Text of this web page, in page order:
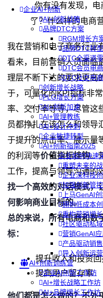
企业AI+创新
AI+创新战略
品牌DTC方案
RGM增长方
品牌DTC转型
DTC全渠道
DTC会员电商
DTC社交电商
创新增长战略
PLG增长方案
AI+创新加速
AI+管理教练
AI+设计冲刺
企业敏捷转型
AI+创新指南2025
企业如何快速
重塑未来的
企业深科技
加强创新管控
上马GenAI
拥抱低成本
重构营销增
社区驱动私
营销GenAI应
产品驱动销
导入创新运营
AI+创新训练营
企业AI创新工作坊
AI+增长战略工作坊
AI+品牌增长工作坊
你有没有发现，
了？什么样的电商
我在营销和电子商务行业
看来，目前营销人员面临
理层不断下达的要求更高
于，可量化的KPI指标非
率、交付率等等，尽管这
员都挣扎在该怎么和领导
于提升的点击率、展示量
的利润等价值指标挂钩。
工作，提高与领导沟通的
找一个高效的对话模式，
何影响商业目标的。
总的来说，所有电商和数
标：
提升收入和投资
提高用户留存率
他们都是怎么做的？不外